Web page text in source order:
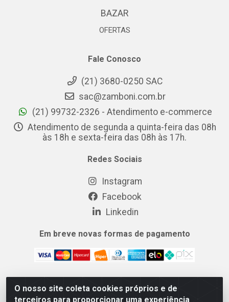
O nosso site coleta cookies próprios e de
terceiros para proporcionar uma experiência
BAZAR
OFERTAS
Fale Conosco
(21) 3680-0250 SAC
sac@zamboni.com.br
(21) 99732-2326 - Atendimento e-commerce
Atendimento de segunda a quinta-feira das 08h
às 18h e sexta-feira das 08h às 17h.
Redes Sociais
Instagram
Facebook
Linkedin
Em breve novas formas de pagamento
MIX CERTO DISTRIBUIDORA DE COSMÉTICOS ALIMENTOS E